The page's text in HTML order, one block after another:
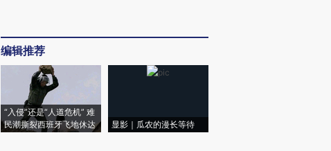
编辑推荐
“入侵”还是“人道危机” 难
民潮撕裂西班牙飞地休达
显影｜瓜农的漫长等待